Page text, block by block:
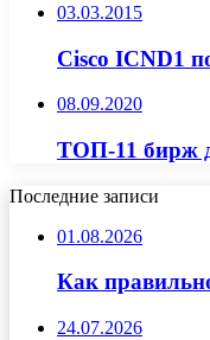
03.03.2015
Cisco ICND1
08.09.2020
ТОП-11 бирж
Последние записи
01.08.2026
Как
24.07.2026